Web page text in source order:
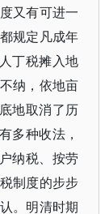
又有可进一
规定凡成年
丁税摊入地
纳，依地亩
地取消了历
多种收法，
纳税、按劳
制度的步步
。明清时期